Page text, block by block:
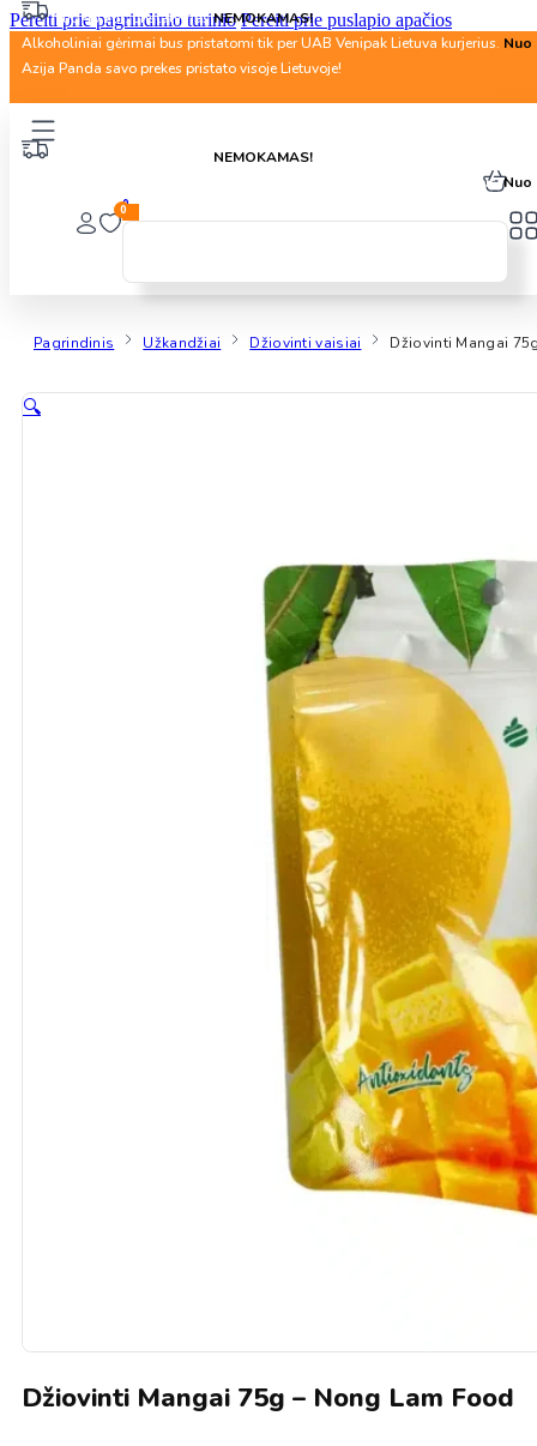
Pereiti prie pagrindinio turinio Pereiti prie puslapio apačios
Nuo 40 Eur. pristatymasNEMOKAMAS!
Alkoholiniai gėrimai bus pristatomi tik per UAB Venipak Lietuva kurjerius. Nuo
Azija Panda savo prekes pristato visoje Lietuvoje!
NEMOKAMAS!
Alkoholiniai gėrimai bus pristatomi tik per UAB Venipak Lietuva kurjerius.Nuo
00
Pagrindinis Užkandžiai Džiovinti vaisiai Džiovinti Mangai
🔍
Džiovinti Mangai 75g – Nong Lam Food